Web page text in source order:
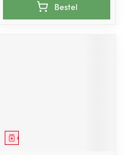
Bestel
Geneesmiddel